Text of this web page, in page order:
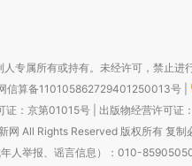
专属所有或持有。未经许可，禁止进
信算备110105862729401250013号
证：京第01015号| 出版物经营许可证
网 All Rights Reserved 版权所有 复制
年人举报、谣言信息）：010-